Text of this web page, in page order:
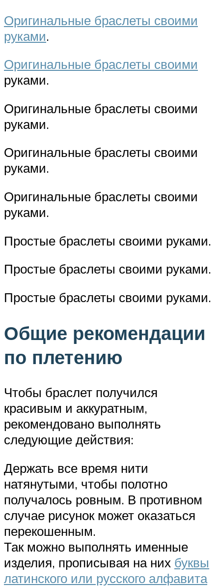
Оригинальные браслеты своими
руками.
Оригинальные браслеты своими
руками.
Оригинальные браслеты своими
руками.
Оригинальные браслеты своими
руками.
Оригинальные браслеты своими
руками.
Простые браслеты своими руками.
Простые браслеты своими руками.
Простые браслеты своими руками.
Общие рекомендации
по плетению
Чтобы браслет получился
красивым и аккуратным,
рекомендовано выполнять
следующие действия:
Держать все время нити
натянутыми, чтобы полотно
получалось ровным. В противном
случае рисунок может оказаться
перекошенным.
Так можно выполнять именные
изделия, прописывая на них буквы
латинского или русского алфавита